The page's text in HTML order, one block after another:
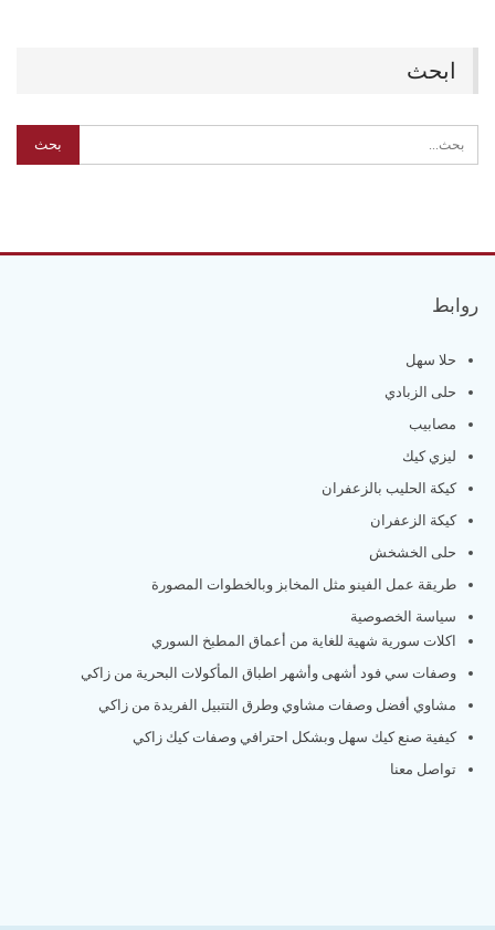
ابحث
روابط
حلا سهل
حلى الزبادي
مصابيب
ليزي كيك
كيكة الحليب بالزعفران
كيكة الزعفران
حلى الخشخش
طريقة عمل الفينو مثل المخابز وبالخطوات المصورة
سياسة الخصوصية
اكلات سورية شهية للغاية من أعماق المطبخ السوري
وصفات سي فود أشهى وأشهر اطباق المأكولات البحرية من زاكي
مشاوي أفضل وصفات مشاوي وطرق التتبيل الفريدة من زاكي
كيفية صنع كيك سهل وبشكل احترافي وصفات كيك زاكي
تواصل معنا